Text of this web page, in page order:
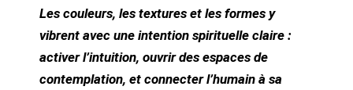
Les couleurs, les textures et les formes y
vibrent avec une intention spirituelle claire :
activer l’intuition, ouvrir des espaces de
contemplation, et connecter l’humain à sa